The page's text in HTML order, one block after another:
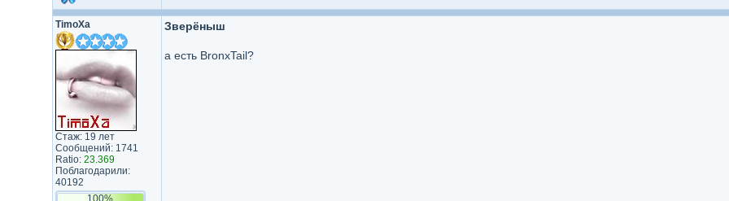
TimoXa
Стаж: 19 лет
Сообщений: 1741
Ratio: 23.369
Поблагодарили:
40192
100%
Зверёныш
а есть BronxTail?